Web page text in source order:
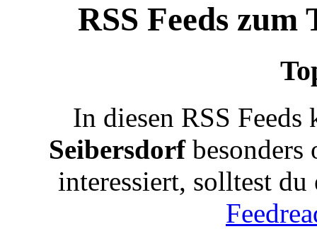
RSS Feeds
In diesen RSS
Seibersdorfbesonders
interessiert, solltest du